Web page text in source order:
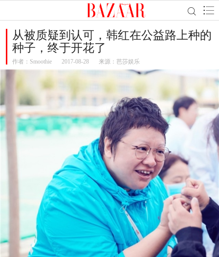
从被质疑到认可，韩红在公益路上种的
种子，终于开花了
作者： Smoothie 2017-08-28 来源：芭莎娱乐